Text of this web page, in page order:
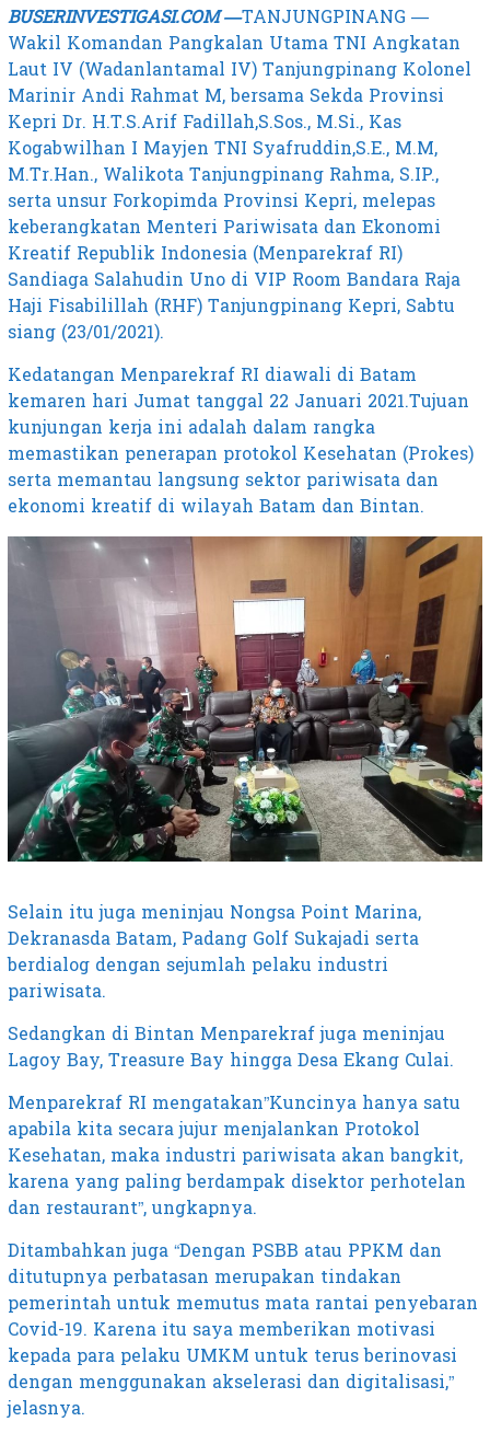
BUSERINVESTIGASI.COM —TANJUNGPINANG —
Wakil Komandan Pangkalan Utama TNI Angkatan
Laut IV (Wadanlantamal IV) Tanjungpinang Kolonel
Marinir Andi Rahmat M, bersama Sekda Provinsi
Kepri Dr. H.T.S.Arif Fadillah,S.Sos., M.Si., Kas
Kogabwilhan I Mayjen TNI Syafruddin,S.E., M.M,
M.Tr.Han., Walikota Tanjungpinang Rahma, S.IP.,
serta unsur Forkopimda Provinsi Kepri, melepas
keberangkatan Menteri Pariwisata dan Ekonomi
Kreatif Republik Indonesia (Menparekraf RI)
Sandiaga Salahudin Uno di VIP Room Bandara Raja
Haji Fisabilillah (RHF) Tanjungpinang Kepri, Sabtu
siang (23/01/2021).
Kedatangan Menparekraf RI diawali di Batam
kemaren hari Jumat tanggal 22 Januari 2021.Tujuan
kunjungan kerja ini adalah dalam rangka
memastikan penerapan protokol Kesehatan (Prokes)
serta memantau langsung sektor pariwisata dan
ekonomi kreatif di wilayah Batam dan Bintan.
Selain itu juga meninjau Nongsa Point Marina,
Dekranasda Batam, Padang Golf Sukajadi serta
berdialog dengan sejumlah pelaku industri
pariwisata.
Sedangkan di Bintan Menparekraf juga meninjau
Lagoy Bay, Treasure Bay hingga Desa Ekang Culai.
Menparekraf RI mengatakan”Kuncinya hanya satu
apabila kita secara jujur menjalankan Protokol
Kesehatan, maka industri pariwisata akan bangkit,
karena yang paling berdampak disektor perhotelan
dan restaurant”, ungkapnya.
Ditambahkan juga “Dengan PSBB atau PPKM dan
ditutupnya perbatasan merupakan tindakan
pemerintah untuk memutus mata rantai penyebaran
Covid-19. Karena itu saya memberikan motivasi
kepada para pelaku UMKM untuk terus berinovasi
dengan menggunakan akselerasi dan digitalisasi,”
jelasnya.